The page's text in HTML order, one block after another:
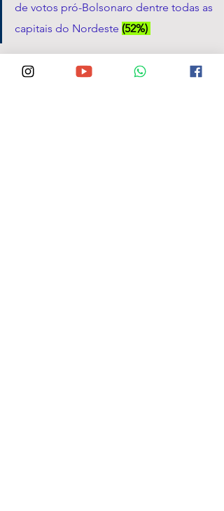
de votos pró-Bolsonaro dentre todas as
capitais do Nordeste (52%)